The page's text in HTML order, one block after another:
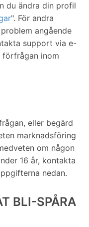
du ändra din profil
". För andra
angående
support via e-
förfrågan inom
eller begärd
marknadsföring
om någon
16 år, kontakta
nedan.
BLI-SPÅRA